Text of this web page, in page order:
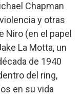
Chapman
y otras
Niro (en el papel
La Motta, un
de 1940
del ring,
en su vida